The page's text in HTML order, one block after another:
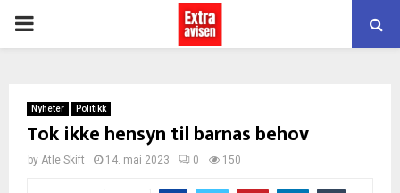
PRIMARY
Nyheter Politikk
Tok ikke hensyn til barnas behov
by Atle Skift 14. mai 2023 0 150